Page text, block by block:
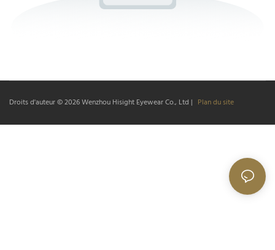
Droits d'auteur © 2026Wenzhou Hisight Eyewear Co., Ltd | Plan du site